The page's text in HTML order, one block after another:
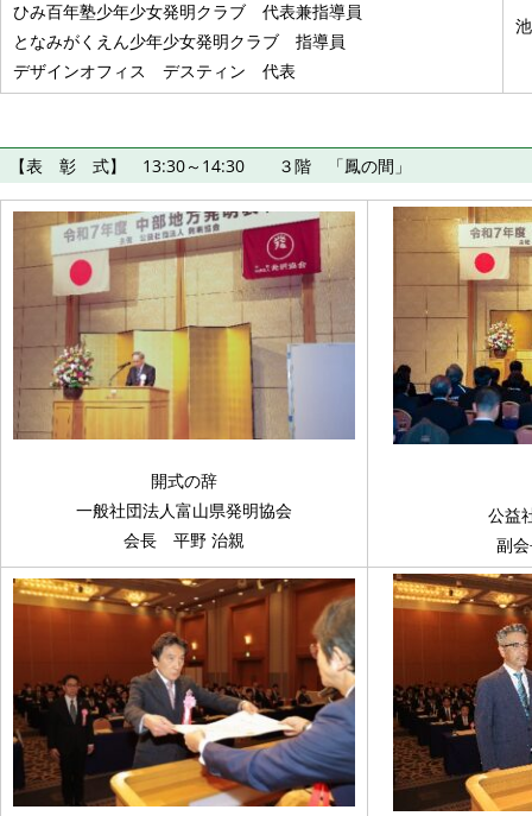
ひみ百年塾少年少女発明クラブ 代表兼指導員
となみがくえん少年少女発明クラブ 指導員
デザインオフィス デスティン 代表
【表 彰 式】 13:30～14:30 ３階 「鳳の間」
開式の辞
一般社団法人富山県発明協会
会長 平野 治親
公益
副